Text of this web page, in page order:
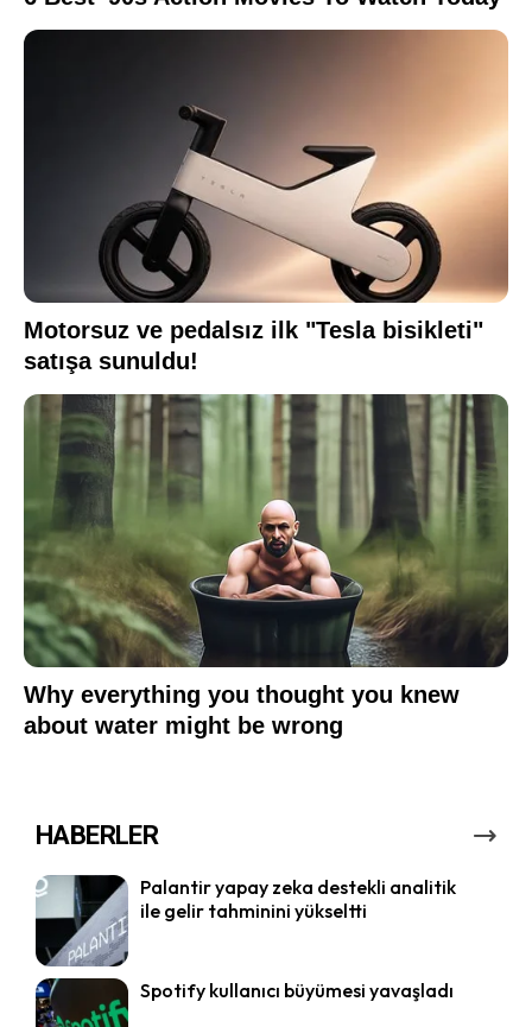
HABERLER
Palantir yapay zeka destekli analitik
ile gelir tahminini yükseltti
Spotify kullanıcı büyümesi yavaşladı